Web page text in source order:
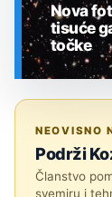
Nova
tisuće
točke
NEOVISNO
Podrži
Članstvo
svemiru i